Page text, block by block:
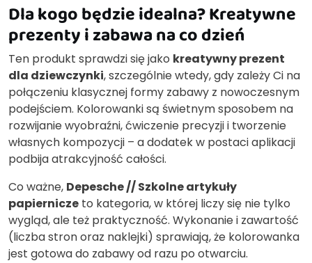
Dla kogo będzie idealna? Kreatywne
prezenty i zabawa na co dzień
Ten produkt sprawdzi się jako kreatywny prezent
dla dziewczynki, szczególnie wtedy, gdy zależy Ci na
połączeniu klasycznej formy zabawy z nowoczesnym
podejściem. Kolorowanki są świetnym sposobem na
rozwijanie wyobraźni, ćwiczenie precyzji i tworzenie
własnych kompozycji – a dodatek w postaci aplikacji
podbija atrakcyjność całości.
Co ważne, Depesche // Szkolne artykuły
papiernicze to kategoria, w której liczy się nie tylko
wygląd, ale też praktyczność. Wykonanie i zawartość
(liczba stron oraz naklejki) sprawiają, że kolorowanka
jest gotowa do zabawy od razu po otwarciu.